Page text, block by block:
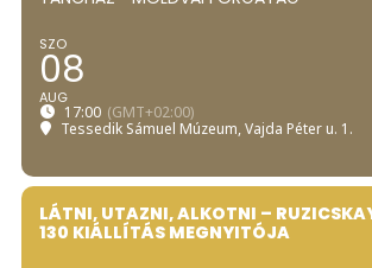
SZO
08
AUG
17:00 (GMT+02:00)
Tessedik Sámuel Múzeum, Vajda Péter u. 1.
LÁTNI, UTAZNI, ALKOTNI –
130 KIÁLLÍTÁS MEGNYITÓJA